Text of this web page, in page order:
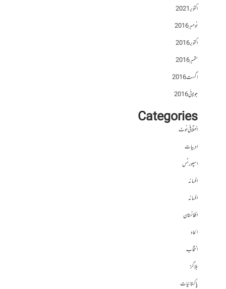
اکتوبر 2021
نومبر 2016
اکتوبر 2016
ستمبر 2016
اگست 2016
جولائی 2016
Categories
اختلافی نوٹ
ادبیات
اسپورٹس
افسانہ
افسانہ
افغانستان
الحاد
انتخاب
بلاگز
پاکستانیات